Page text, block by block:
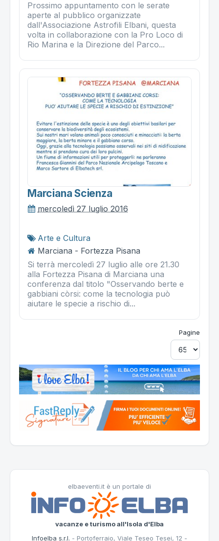
Prossimo appuntamento con le serate
aperte al pubblico organizzate
dall'Associazione Astrofili Elbani, questa
volta in collaborazione con la Pro Loco di
Rio Marina e la Direzione del Parco...
Marciana Scienza
mercoledì 27 luglio 2016
Arte e Cultura
Marciana - Fortezza Pisana
Si terrà mercoledì 27 luglio alle ore 21.30
alla Fortezza Pisana di Marciana una
conferenza dal titolo "Osservando berte e
gabbiani còrsi: come la tecnologia può
aiutare le specie a rischio di...
Pagine
elbaeventi.it è un portale di
vacanze e turismo all'Isola d'Elba
Infoelba s.r.l. - Portoferraio, Viale Teseo Tesei, 12 -